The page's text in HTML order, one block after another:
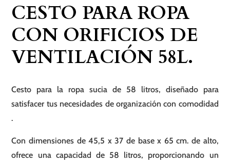
de
Ventilación
58l.
cantidad
CESTO PARA ROPA
CON ORIFICIOS DE
VENTILACIÓN 58L.
Cesto para la ropa sucia de 58 litros, diseñado para
satisfacer tus necesidades de organización con comodidad
.
Con dimensiones de 45,5 x 37 de base x 65 cm. de alto,
ofrece una capacidad de 58 litros, proporcionando un